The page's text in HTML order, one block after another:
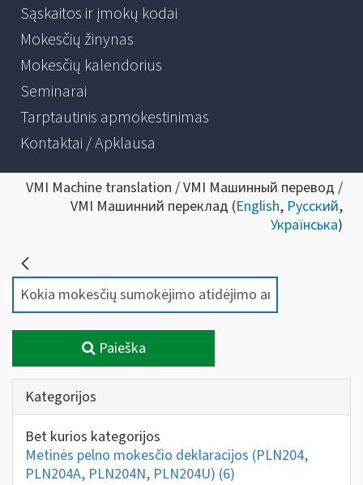
Sąskaitos ir įmokų kodai
Mokesčių žinynas
Mokesčių kalendorius
Seminarai
Tarptautinis apmokestinimas
Kontaktai / Apklausa
VMI Machine translation / VMI Машинный перевод /
VMI Машинний переклад (English, Русский,
Українська)
Paieška
Kategorijos
Bet kurios kategorijos
Metinės pelno mokesčio deklaracijos (PLN204,
PLN204A, PLN204N, PLN204U) (6)